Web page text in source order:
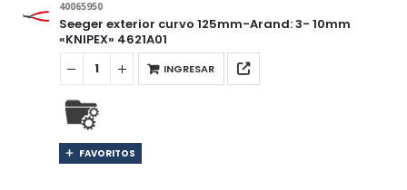
40065950
Seeger exterior curvo 125mm-Arand: 3- 10mm
«KNIPEX» 4621A01
INGRESAR
FAVORITOS